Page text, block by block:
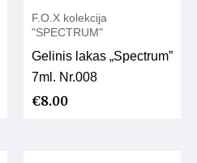
F.O.X kolekcija
"SPECTRUM"
Gelinis lakas „Spectrum”
7ml. Nr.008
€8.00